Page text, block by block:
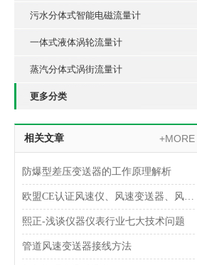
污水分体式智能电磁流量计
一体式液体涡轮流量计
蒸汽分体式涡街流量计
更多分类
相关文章 +MORE
防爆型差压变送器的工作原理解析
欧盟CE认证风速仪、风速变送器、风速传感器的用处
熙正-浅谈仪器仪表行业七大技术问题
管道风速变送器接线方法